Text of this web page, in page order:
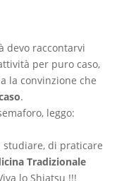
devo raccontarvi
per puro caso,
la convinzione che
.
leggo:
studiare, di praticare
Tradizionale
lo Shiatsu !!!